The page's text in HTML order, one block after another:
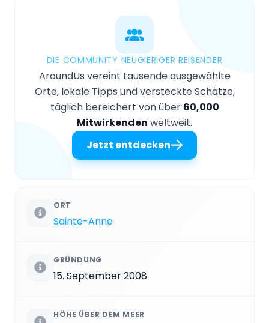
DIE COMMUNITY NEUGIERIGER REISENDER
AroundUs vereint tausende ausgewählte
Orte, lokale Tipps und versteckte Schätze,
täglich bereichert von über 60,000
Mitwirkenden weltweit.
Jetzt entdecken
ORT
Sainte-Anne
GRÜNDUNG
15. September 2008
HÖHE ÜBER DEM MEER